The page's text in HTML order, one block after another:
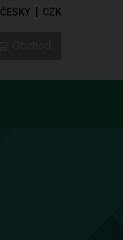
ČESKY CZK